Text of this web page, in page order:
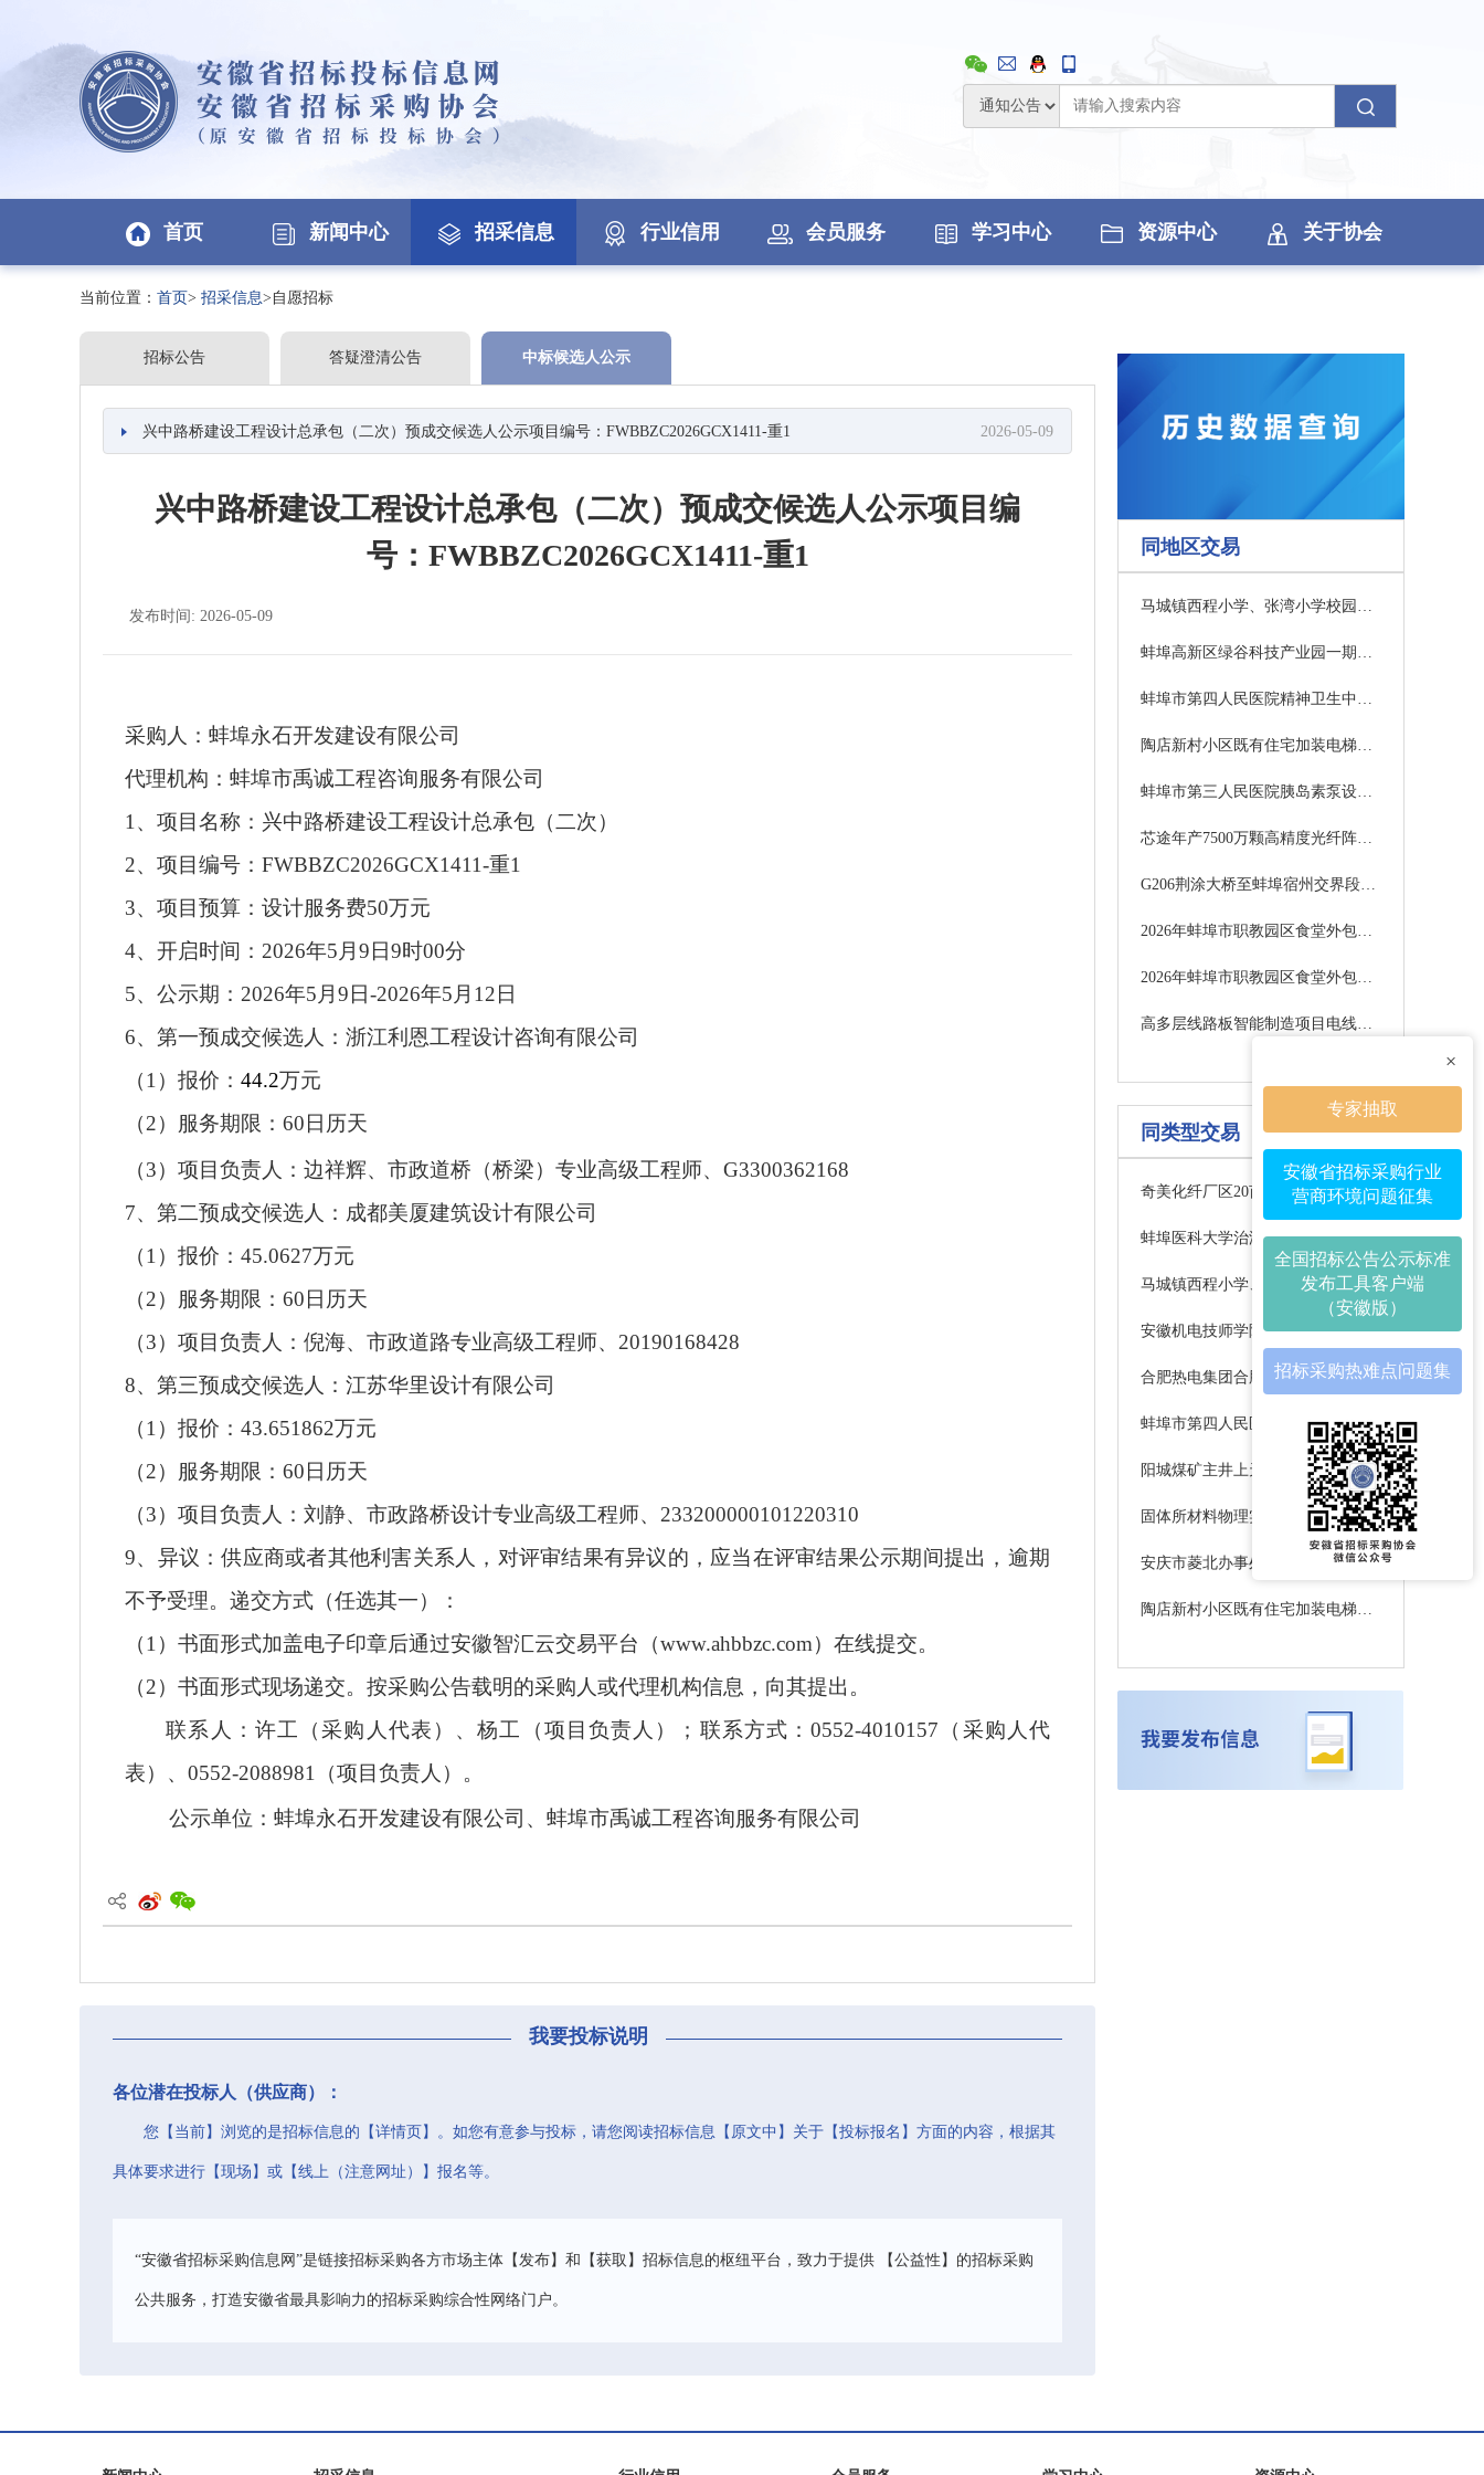
×
专家抽取
安徽省招标采购行业
营商环境问题征集
全国招标公告公示标准
发布工具客户端
（安徽版）
招标采购热难点问题集
首页 新闻中心 招采信息 行业信用 会员服务 学习中心 资源中心 关于协会
当前位置： 首页> 招采信息>自愿招标
招标公告 答疑澄清公告 中标候选人公示
兴中路桥建设工程设计总承包（二次）预成交候选人公示项目编号：FWBBZC2026GCX1411-重1 2026-05-09
兴中路桥建设工程设计总承包（二次）预成交候选人公示项目编
号：FWBBZC2026GCX1411-重1
发布时间: 2026-05-09
采购人：蚌埠永石开发建设有限公司
代理机构：蚌埠市禹诚工程咨询服务有限公司
1、项目名称：兴中路桥建设工程设计总承包（二次）
2、项目编号：FWBBZC2026GCX1411-重1
3、项目预算：设计服务费50万元
4、开启时间：2026年5 月 9 日9时00分
5、公示期：2026年5 月 9 日-2026年5 月 12 日
6、第一预成交候选人：浙江利恩工程设计咨询有限公司
（1）报价： 44.2万元
（2）服务期限：60日历天
（3）项目 负责人 ：边祥辉、 市政道桥（桥梁）专业高级工程师、 G3300362168
7、第二预成交候选人：成都美厦建筑设计有限公司
（1）报价：45.0627万元
（2）服务期限：60日历天
（3）项目 负责人 ：倪海、 市政道路专业高级工程师、 20190168428
8、第三预成交候选人：江苏华里设计有限公司
（1）报价：43.651862万元
（2）服务期限：60日历天
（3）项目 负责人 ：刘静、 市政路桥设计专业高级工程师、 233200000101220310
9、异议：供应商或者其他利害关系人，对评审结果有异议的，应当在评审结果公示期间提出，逾期
不予受理。递交方式（任选其一）：
（1）书面形式加盖电子印章后通过安徽智汇云交易平台（www.ahbbzc.com）在线提交。
（2）书面形式现场递交。按采购公告载明的采购人或代理机构信息，向其提出。
联系人：许工（采购人代表）、杨工（项目负责人）；联系方式：0552-4010157（采购人代
表）、0552-2088981（项目负责人）。
公示单位： 蚌埠永石开发建设有限公司 、 蚌埠市禹诚工程咨询服务有限公司
我要投标说明
各位潜在投标人（供应商）：
您【当前】浏览的是招标信息的【详情页】。如您有意参与投标，请您阅读招标信息【原文中】关于【投标报名】方面的内容，根据其
具体要求进行【现场】或【线上（注意网址）】报名等。
“安徽省招标采购信息网”是链接招标采购各方市场主体【发布】和【获取】招标信息的枢纽平台，致力于提供 【公益性】的招标采购
公共服务，打造安徽省最具影响力的招标采购综合性网络门户。
同地区交易
马城镇西程小学、张湾小学校园维修及功能室改造项目（补充）采购公告
蚌埠高新区绿谷科技产业园一期EPC项目招标公告BB2026SQGCZ1081
蚌埠市第四人民医院精神卫生中心改建项目—蚌埠市第四人民医院住院部八楼开放病房改造工程监理成交候选供应商公示
陶店新村小区既有住宅加装电梯项目澄清公告
蚌埠市第三人民医院胰岛素泵设备采购项目更正公告
芯途年产7500万颗高精度光纤阵列基板生产基地装修改造项目澄清公告
G206荆涂大桥至蚌埠宿州交界段一级公路改建工程光伏发电初步设计采购公告
2026年蚌埠市职教园区食堂外包服务项目1包中标候选人公示
2026年蚌埠市职教园区食堂外包服务项目2包中标候选人公示
高多层线路板智能制造项目电线电缆采购成交候选供应商公示
同类型交易
奇美化纤厂区20亩地块土地平整及围墙项目竞争性磋商公告
蚌埠医科大学治淮路校区东西小楼学生公寓加固工程成交公告
马城镇西程小学、张湾小学校园维修及功能室改造项目（补充）采购公告
安徽机电技师学院3#楼、4#楼洗浴改造工程（二次）成交结果公告
合肥热电集团合肥热电供热设施建设改造三期工程安能分公司环保设备性能升级改造项目
蚌埠市第四人民医院精神卫生中心改建项目—蚌埠市第四人民医院住院部八楼开放病房改造工程监理成交候选供应商公示
阳城煤矿主井上天轮更换工程租赁汽车吊采购任务招标公告(一次)
固体所材料物理实验楼装修项目更正公告3
安庆市菱北办事处刘纪社区居民委员会(刘纪工业园4#厂房)10kV配电增容工程竞争性谈判公告
陶店新村小区既有住宅加装电梯项目澄清公告